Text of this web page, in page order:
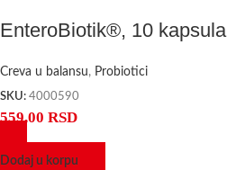
EnteroBiotik®, 10 kapsula
Creva u balansu, Probiotici
SKU: 4000590
559,00 RSD
Dodaj u korpu